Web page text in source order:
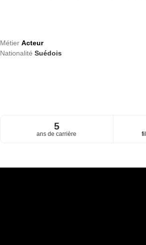
Métier Acteur
Nationalité Suédois
5
ans de carrière